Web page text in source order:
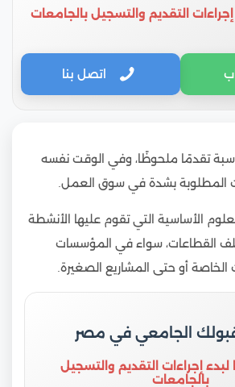
التقديم والتسجيل بالجامعات
اتصل بنا
تقدمًا ملحوظًا، وفي الوقت نفسه
المطلوبة بشدة في سوق العمل.
الأساسية التي تقوم عليها الأنشطة
القطاعات، سواء في المؤسسات
الخاصة أو حتى المشاريع الصغيرة.
قبولك الجامعي في مصر
إجراءات التقديم والتسجيل
بالجامعات